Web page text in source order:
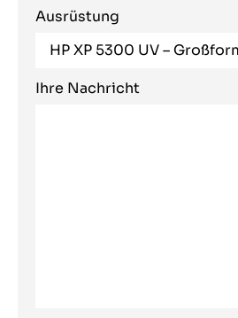
Ausrüstung
Ihre Nachricht